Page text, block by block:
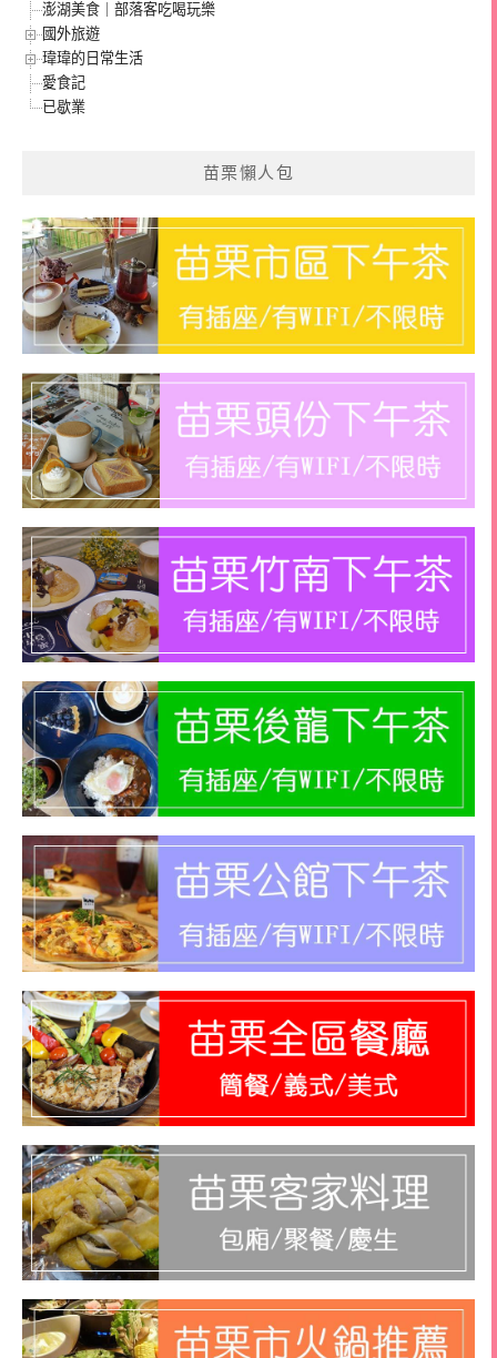
澎湖美食｜部落客吃喝玩樂
國外旅遊
瑋瑋的日常生活
愛食記
已歇業
苗栗懶人包